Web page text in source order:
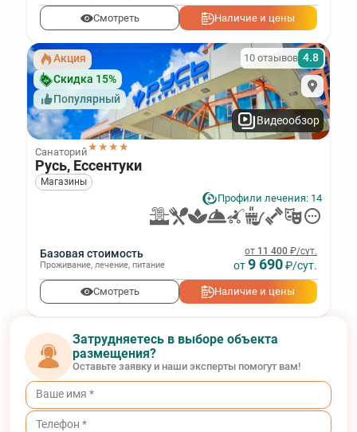
Смотреть Наличие и цены
Акция
Скидка 15%
Популярный
Видеообзор
Санаторий★★★★
10 отзывов 4.8
Русь, Ессентуки
Магазины
Профили лечения: 14
Базовая стоимость
Проживание, лечение, питание
от 11 400 ₽/сут.
от9 690₽/сут.
Смотреть Наличие и цены
Затрудняетесь в выборе объекта
размещения?
Оставьте заявку и наши эксперты помогут вам!